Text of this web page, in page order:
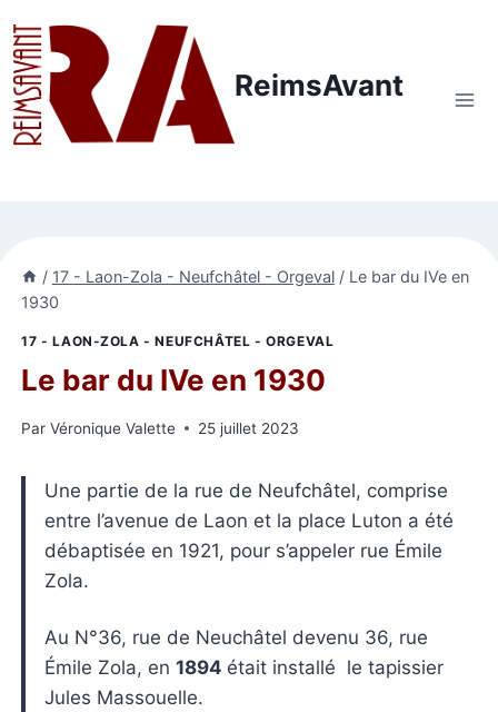
au
contenu
ReimsAvant
/ 17 - Laon-Zola - Neufchâtel - Orgeval / Le bar du IVe en
1930
17 - LAON-ZOLA - NEUFCHÂTEL - ORGEVAL
Le bar du IVe en 1930
Par Véronique Valette 25 juillet 2023
Une partie de la rue de Neufchâtel, comprise
entre l’avenue de Laon et la place Luton a été
débaptisée en 1921, pour s’appeler rue Émile
Zola.
Au N°36, rue de Neuchâtel devenu 36, rue
Émile Zola, en1894 était installé le tapissier
Jules Massouelle.